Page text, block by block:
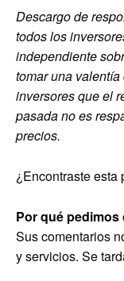
Descargo de
todos los
independiente
tomar una
inversores que el
pasada no es
precios.
¿Encontraste esta
Por qué
Sus comentarios
y servicios. Se